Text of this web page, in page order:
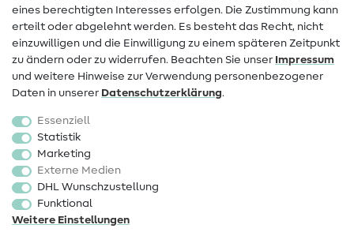
Widerrufsrecht
Beliebt
Stoffe
Sale
Schnittmuster
eines berechtigten Interesses erfolgen. Die Zustimmung kann
erteilt oder abgelehnt werden. Es besteht das Recht, nicht
einzuwilligen und die Einwilligung zu einem späteren Zeitpunkt
zu ändern oder zu widerrufen. Beachten Sie unser Impressum
und weitere Hinweise zur Verwendung personenbezogener
Daten in unserer Daten­schutz­erklärung.
Essenziell
Statistik
Marketing
Externe Medien
DHL Wunschzustellung
Funktional
Weitere Einstellungen